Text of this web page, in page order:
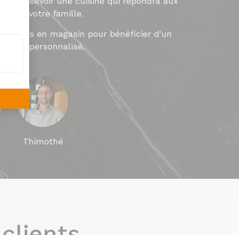
toute votre famille.
vous en magasin pour bénéficier d'un
personnalisé.
Thimothé